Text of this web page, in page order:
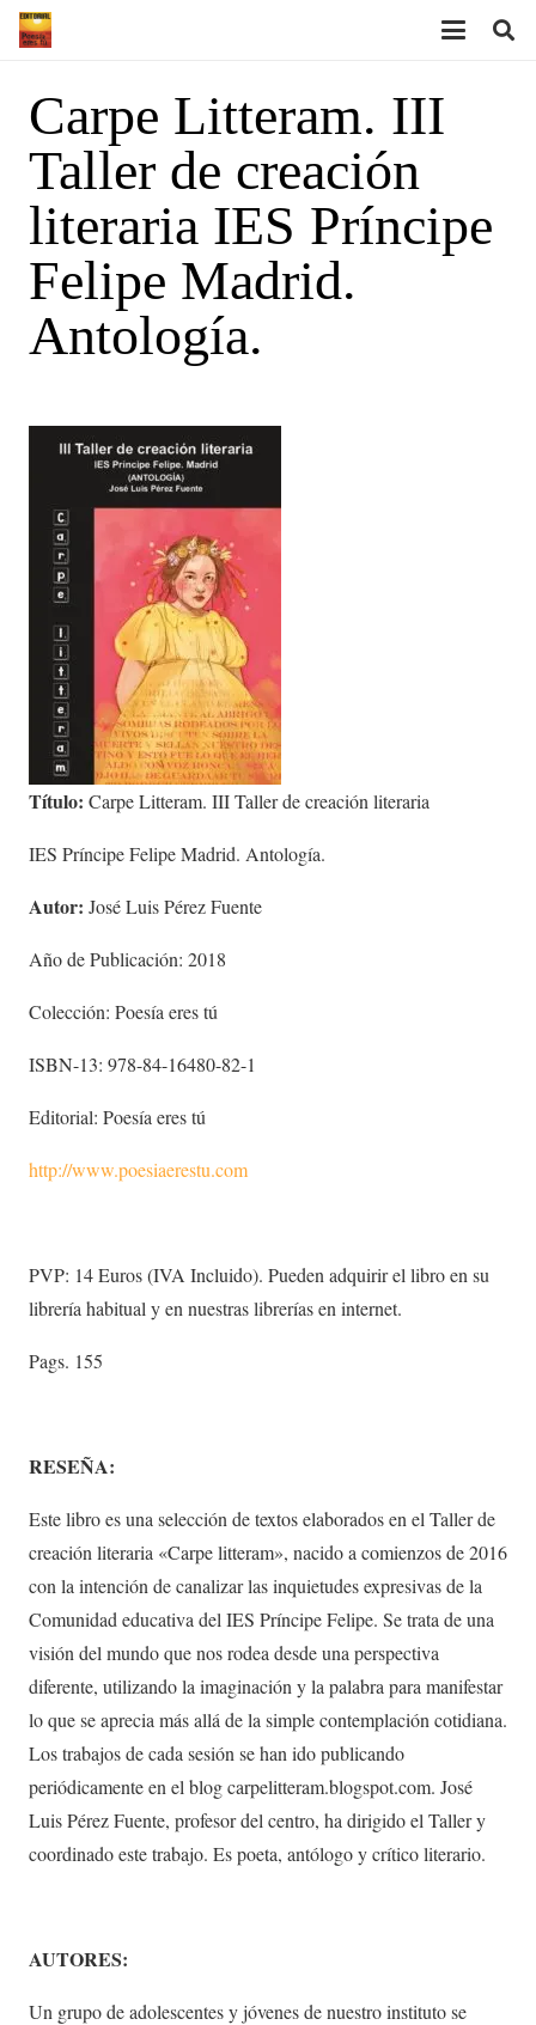
Carpe Litteram. III
Taller de creación
literaria IES Príncipe
Felipe Madrid.
Antología.
Título: Carpe Litteram. III Taller de creación literaria
IES Príncipe Felipe Madrid. Antología.
Autor: José Luis Pérez Fuente
Año de Publicación: 2018
Colección: Poesía eres tú
ISBN-13: 978-84-16480-82-1
Editorial: Poesía eres tú
http://www.poesiaerestu.com
PVP: 14 Euros (IVA Incluido). Pueden adquirir el libro en su
librería habitual y en nuestras librerías en internet.
Pags. 155
RESEÑA:
Este libro es una selección de textos elaborados en el Taller de
creación literaria «Carpe litteram», nacido a comienzos de 2016
con la intención de canalizar las inquietudes expresivas de la
Comunidad educativa del IES Príncipe Felipe. Se trata de una
visión del mundo que nos rodea desde una perspectiva
diferente, utilizando la imaginación y la palabra para manifestar
lo que se aprecia más allá de la simple contemplación cotidiana.
Los trabajos de cada sesión se han ido publicando
periódicamente en el blog carpelitteram.blogspot.com. José
Luis Pérez Fuente, profesor del centro, ha dirigido el Taller y
coordinado este trabajo. Es poeta, antólogo y crítico literario.
AUTORES:
Un grupo de adolescentes y jóvenes de nuestro instituto se